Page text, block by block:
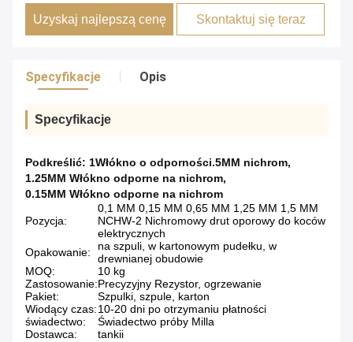
Uzyskaj najlepszą cenę Skontaktuj się teraz
Specyfikacje Opis
Specyfikacje
Podkreślić: 1Włókno o odporności.5MM nichrom,
1.25MM Włókno odporne na nichrom,
0.15MM Włókno odporne na nichrom
Pozycja:
0,1 MM 0,15 MM 0,65 MM 1,25 MM 1,5 MM
NCHW-2 Nichromowy drut oporowy do koców
elektrycznych
Opakowanie:
na szpuli, w kartonowym pudełku, w
drewnianej obudowie
MOQ:
10 kg
Zastosowanie:Precyzyjny Rezystor, ogrzewanie
Pakiet:
Szpulki, szpule, karton
Wiodący czas:10-20 dni po otrzymaniu płatności
świadectwo:
Świadectwo próby Milla
Dostawca:
tankii